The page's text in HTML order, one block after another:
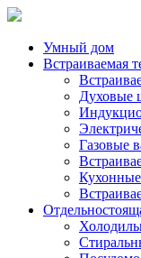
Умный дом
Встраиваемая
Духовые
Газовые